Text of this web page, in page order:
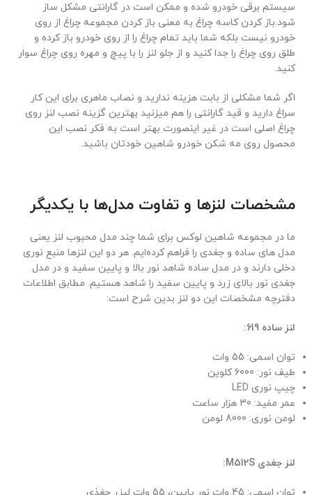
سیستم برقی خودرو شده و ممکن است در گارانتی مشکل ساز
شود.باز کردن کاسه چراغ به معنی باز کردن مجموعه چراغ از روی
خودرو نیست بلکه شما باید تمام چراغ را از روی خودرو باز کرده و
طلق روی چراغ را جدا کنید و از جلو لنز را با پیچ و مهره روی چراغ سوار
کنید.
اگر شما مشکلی از بابت هزینه ندارید و نصاب ماهری برای این کار
سراغ دارید و قید گارانتی را هم میزنید بهترین گزینه نصب لنز روی
چراغ اصلی است در غیر اینصورت بهتر است به فکر نصب این
محصول روی مه شکن خودرو شاهین خودتان باشید.
مشخصات لنزها و تفاوت مدل‌ها با یکدیگر
ما در مجموعه شاهین لوکس برای شما چند مدل محبوب لنز یعنی
مدل های ساده و جغدی را فراهم کرده‌ایم. هر دو این لنزها منبع نوری
دخلی دارند و در مدل ساده شاهد نور بالا و پایین سفید و در مدل
جغدی نور بالای زرد و پایین سفید را شاهد هستیم. مطابق اطلاعات
دفترچه مشخصات این دو لنز بدین شرح است:
لنز ساده 619:
توان اسمی: 55 وات
طیف نور: 6000 کلوین
چیپ نوری LED
عمر مفید: 30 هزار ساعت
لومن نوری: 8000 لومن
لنز جغدی M512S: